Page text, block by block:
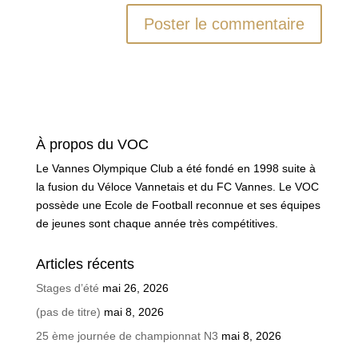
À propos du VOC
Le Vannes Olympique Club a été fondé en 1998 suite à
la fusion du Véloce Vannetais et du FC Vannes. Le VOC
possède une Ecole de Football reconnue et ses équipes
de jeunes sont chaque année très compétitives.
Articles récents
Stages d’été mai 26, 2026
(pas de titre) mai 8, 2026
25 ème journée de championnat N3 mai 8, 2026